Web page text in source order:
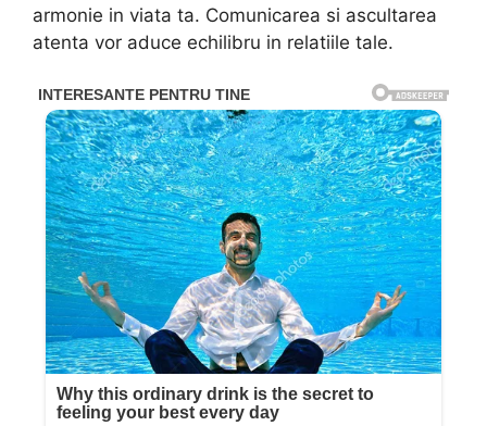
armonie in viata ta. Comunicarea si ascultarea
atenta vor aduce echilibru in relatiile tale.